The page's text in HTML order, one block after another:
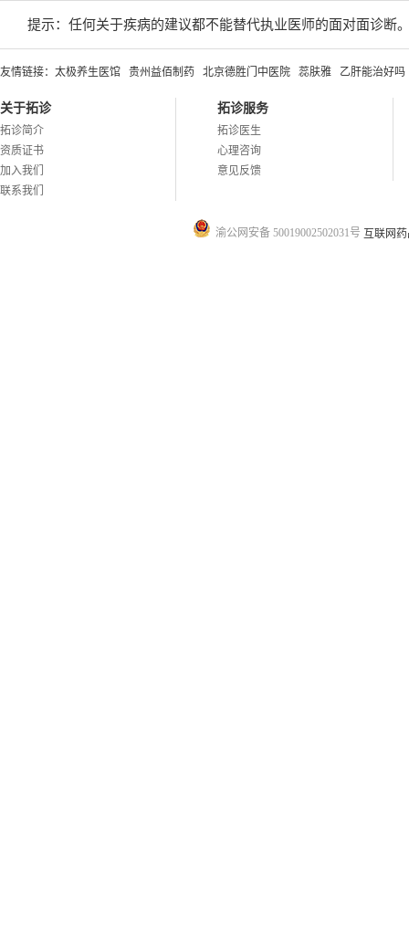
提示：任何关于疾病的建议都不能替代执业医师的面对面诊断
友情链接： 太极养生医馆 贵州益佰制药 北京德胜门中医院 蕊肤雅 乙肝能治好吗
关于拓诊
拓诊简介
资质证书
加入我们
联系我们
拓诊服务
拓诊医生
心理咨询
意见反馈
渝公网安备 50019002502031号 互联网